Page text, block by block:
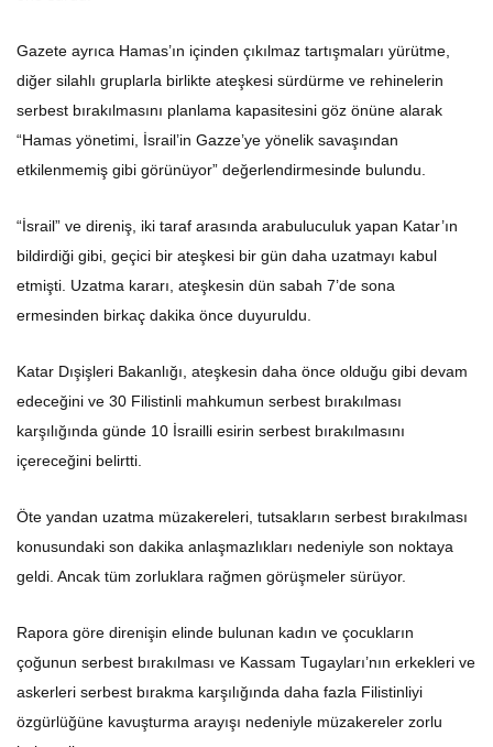
Gazete ayrıca Hamas’ın içinden çıkılmaz tartışmaları yürütme,
diğer silahlı gruplarla birlikte ateşkesi sürdürme ve rehinelerin
serbest bırakılmasını planlama kapasitesini göz önüne alarak
“Hamas yönetimi, İsrail’in Gazze’ye yönelik savaşından
etkilenmemiş gibi görünüyor” değerlendirmesinde bulundu.
“İsrail” ve direniş, iki taraf arasında arabuluculuk yapan Katar’ın
bildirdiği gibi, geçici bir ateşkesi bir gün daha uzatmayı kabul
etmişti. Uzatma kararı, ateşkesin dün sabah 7’de sona
ermesinden birkaç dakika önce duyuruldu.
Katar Dışişleri Bakanlığı, ateşkesin daha önce olduğu gibi devam
edeceğini ve 30 Filistinli mahkumun serbest bırakılması
karşılığında günde 10 İsrailli esirin serbest bırakılmasını
içereceğini belirtti.
Öte yandan uzatma müzakereleri, tutsakların serbest bırakılması
konusundaki son dakika anlaşmazlıkları nedeniyle son noktaya
geldi. Ancak tüm zorluklara rağmen görüşmeler sürüyor.
Rapora göre direnişin elinde bulunan kadın ve çocukların
çoğunun serbest bırakılması ve Kassam Tugayları’nın erkekleri ve
askerleri serbest bırakma karşılığında daha fazla Filistinliyi
özgürlüğüne kavuşturma arayışı nedeniyle müzakereler zorlu